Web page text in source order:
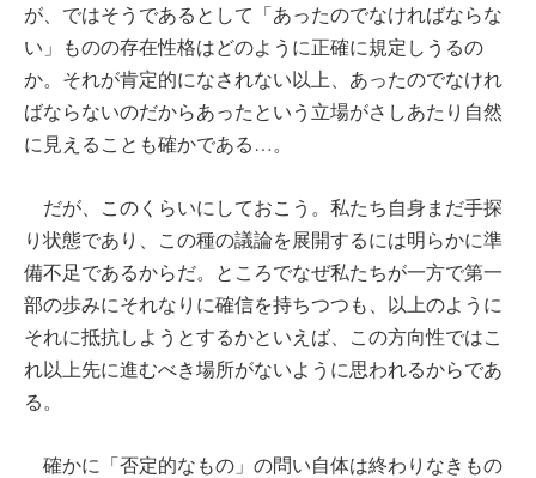
が、ではそうであるとして「あったのでなければならな
い」ものの存在性格はどのように正確に規定しうるの
か。それが肯定的になされない以上、あったのでなけれ
ばならないのだからあったという立場がさしあたり自然
に見えることも確かである…。
だが、このくらいにしておこう。私たち自身まだ手探
り状態であり、この種の議論を展開するには明らかに準
備不足であるからだ。ところでなぜ私たちが一方で第一
部の歩みにそれなりに確信を持ちつつも、以上のように
それに抵抗しようとするかといえば、この方向性ではこ
れ以上先に進むべき場所がないように思われるからであ
る。
確かに「否定的なもの」の問い自体は終わりなきもの